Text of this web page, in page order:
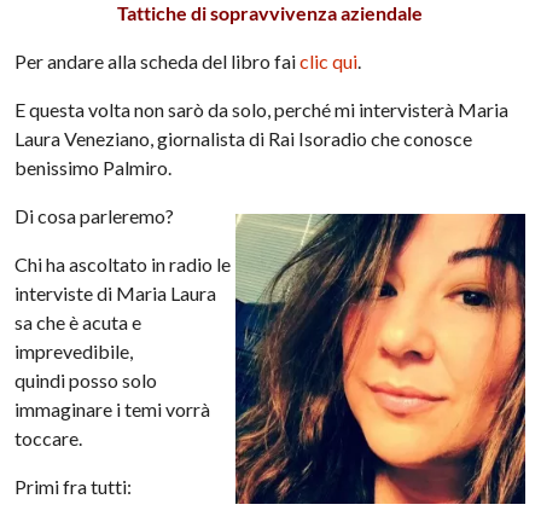
Tattiche di sopravvivenza aziendale
Per andare alla scheda del libro faiclic qui.
E questa volta non sarò da solo, perché mi intervisterà Maria
Laura Veneziano, giornalista di Rai Isoradio che conosce
benissimo Palmiro.
Di cosa parleremo?
Chi ha ascoltato in radio le
interviste di Maria Laura
sa che è acuta e
imprevedibile,
quindi posso solo
immaginare i temi vorrà
toccare.
Primi fra tutti: